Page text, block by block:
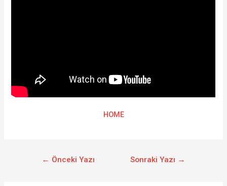
HOME
← Önceki Yazı Sonraki Yazı →